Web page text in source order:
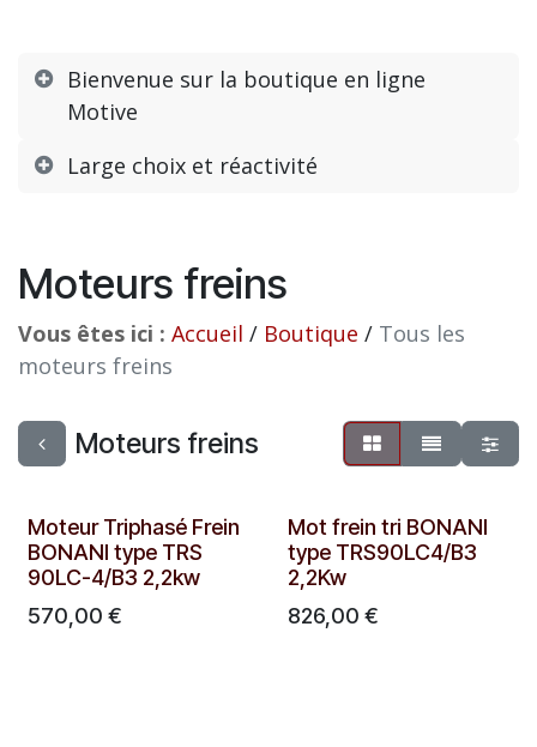
Bienvenue sur la boutique en ligne
Motive
Large choix et réactivité
Moteurs freins
Vous êtes ici : Accueil / Boutique / Tous les
moteurs freins
Moteurs freins
Moteur Triphasé Frein
BONANI type TRS
90LC-4/B3 2,2kw
570,00 €
Mot frein tri BONANI
type TRS90LC4/B3
2,2Kw
826,00 €